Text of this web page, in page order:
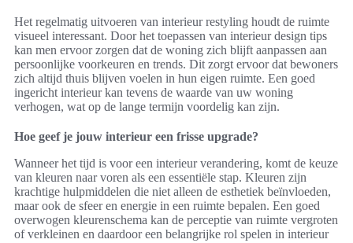
Het regelmatig uitvoeren van interieur restyling houdt de ruimte
visueel interessant. Door het toepassen van interieur design tips
kan men ervoor zorgen dat de woning zich blijft aanpassen aan
persoonlijke voorkeuren en trends. Dit zorgt ervoor dat bewoners
zich altijd thuis blijven voelen in hun eigen ruimte. Een goed
ingericht interieur kan tevens de waarde van uw woning
verhogen, wat op de lange termijn voordelig kan zijn.
Hoe geef je jouw interieur een frisse upgrade?
Wanneer het tijd is voor een interieur verandering, komt de keuze
van kleuren naar voren als een essentiële stap. Kleuren zijn
krachtige hulpmiddelen die niet alleen de esthetiek beïnvloeden,
maar ook de sfeer en energie in een ruimte bepalen. Een goed
overwogen kleurenschema kan de perceptie van ruimte vergroten
of verkleinen en daardoor een belangrijke rol spelen in interieur